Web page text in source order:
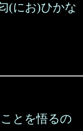
(にお)ひかな
とを悟るの